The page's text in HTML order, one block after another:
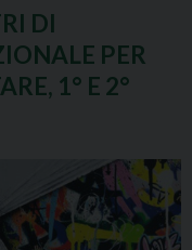
DI
PER
1° E 2°